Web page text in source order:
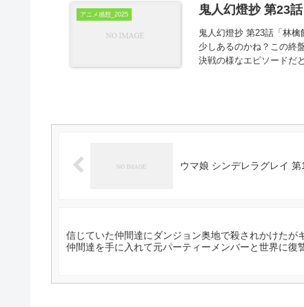
アニメ感想_2025 鬼人幻燈抄 第23
鬼人幻燈抄 第23話「林
少しあるのかね？この終
決戦の様なエピソードだ
ウマ娘 シンデレラグレイ 第
信じていた仲間達にダンジョン奥地で殺されかけたが
仲間達を手に入れて元パーティーメンバーと世界に復